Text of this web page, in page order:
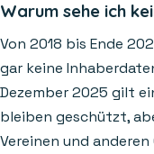
Warum sehe ich
Von 2018 bis Ende
gar keine
Dezember 2025 gilt
bleiben geschützt,
Vereinen und anderen